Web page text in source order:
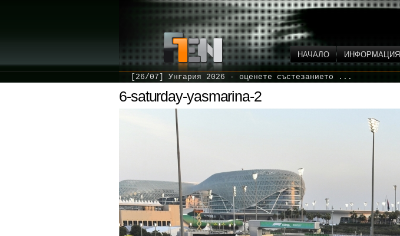
НАЧАЛО ИНФОРМАЦИЯ
[26/07] Унгария 2026 - оценете състезанието ...
6-saturday-yasmarina-2